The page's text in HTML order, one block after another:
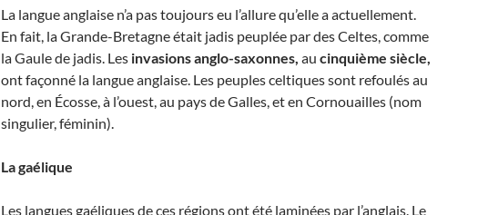
La langue anglaise n’a pas toujours eu l’allure qu’elle a actuellement.
En fait, la Grande-Bretagne était jadis peuplée par des Celtes, comme
la Gaule de jadis. Les invasions anglo-saxonnes, au cinquième siècle,
ont façonné la langue anglaise. Les peuples celtiques sont refoulés au
nord, en Écosse, à l’ouest, au pays de Galles, et en Cornouailles (nom
singulier, féminin).
La gaélique
Les langues gaéliques de ces régions ont été laminées par l’anglais. Le